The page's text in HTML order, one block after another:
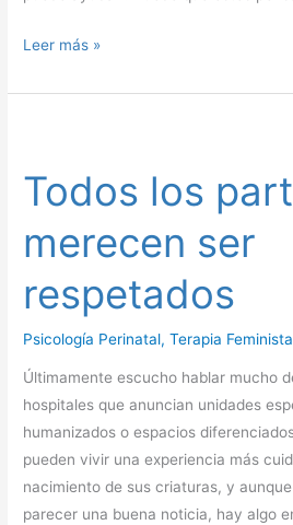
Leer más »
Todos los
merecen ser
respetados
Psicología Perinatal,Terapia Feminista
Últimamente escucho hablar mucho
hospitales que anuncian unidades
humanizados o espacios
pueden vivir una experiencia más
nacimiento de sus criaturas, y
parecer una buena noticia, hay algo
partos
merecen
ser